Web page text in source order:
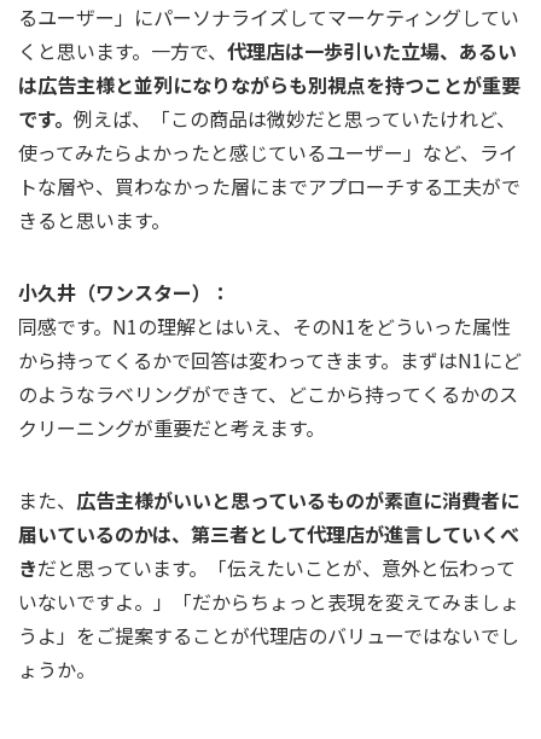
るユーザー」にパーソナライズしてマーケティングしてい
くと思います。一方で、 代理店は一歩引いた立場、あるい
は広告主様と並列になりながらも別視点を持つことが重要
です。 例えば、「この商品は微妙だと思っていたけれど、
使ってみたらよかったと感じているユーザー」など、ライ
トな層や、買わなかった層にまでアプローチする工夫がで
きると思います。
小久井（ワンスター）：
同感です。N1の理解とはいえ、そのN1をどういった属性
から持ってくるかで回答は変わってきます。まずはN1にど
のようなラベリングができて、どこから持ってくるかのス
クリーニングが重要だと考えます。
また、 広告主様がいいと思っているものが素直に消費者に
届いているのかは、第三者として代理店が進言していくべ
きだと思っています。「伝えたいことが、意外と伝わって
いないですよ。」「だからちょっと表現を変えてみましょ
うよ」をご提案することが代理店のバリューではないでし
ょうか。